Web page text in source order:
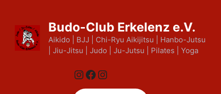
springen
Budo-Club Erkelenz e.V.
Aikido | BJJ | Chi-Ryu Aikijitsu | Hanbo-Jutsu
| Jiu-Jitsu | Judo | Ju-Jutsu | Pilates | Yoga
Instagram
Facebook
Instagram